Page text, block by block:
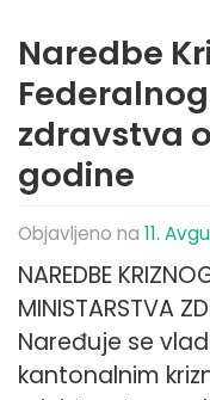
Naredbe
zdravstva
godine
Objavljeno na 11.
NAREDBE
MINISTARSTVA
Naređuje se
kantonalnim